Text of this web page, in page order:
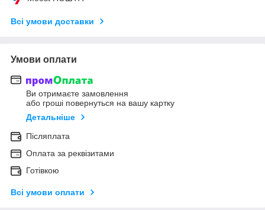
Всі умови доставки
Умови оплати
Ви отримаєте замовлення
або гроші повернуться на вашу картку
Детальніше
Післяплата
Оплата за реквізитами
Готівкою
Всі умови оплати